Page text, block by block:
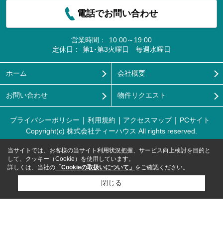
電話でお問い合わせ
営業時間：
10:00～19:00
定休日：
第1･第3火曜日 毎週水曜日
ホーム 会社概要
お問い合わせ 物件リクエスト
プライバシーポリシー 利用規約 アクセスマップ
PCサイト
Copyright(c) 株式会社ティーハウス All rights reserved.
当サイトでは、お客様の当サイト利用状況把握、サービス向上検討を目的と
して、クッキー（Cookie）を使用しています。
詳しくは、当社の 「Cookieの取扱いについて」 をご確認ください。
閉じる